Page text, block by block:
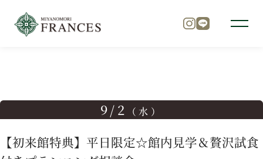
チャペル
9/2 （水）
【初来館特典】平日限定☆館内見学＆贅沢試食